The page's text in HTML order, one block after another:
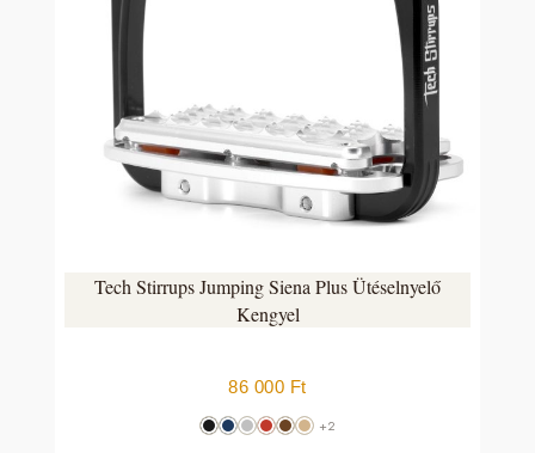
Tech Stirrups Jumping Siena Plus Ütéselnyelő
Kengyel
86 000 Ft
+2